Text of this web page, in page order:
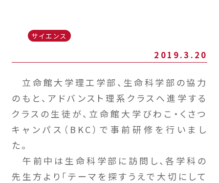
サイエンス
2019.3.20
立命館大学理工学部、生命科学部の協力
のもと、アドバンスト理系クラスへ進学する
クラスの生徒が、立命館大学びわこ・くさつ
キャンパス（BKC）で事前研修を行いまし
た。
午前中は生命科学部に訪問し、各学科の
先生方より「テーマを探すうえで大切にして